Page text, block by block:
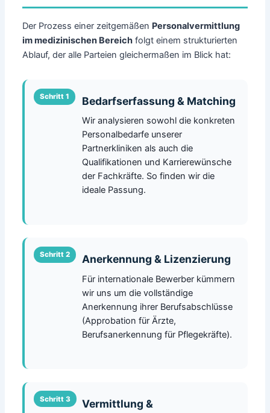
Der Prozess einer zeitgemäßen Personalvermittlung
im medizinischen Bereich folgt einem strukturierten
Ablauf, der alle Parteien gleichermaßen im Blick hat:
Bedarfserfassung & Matching
Wir analysieren sowohl die konkreten
Personalbedarfe unserer
Partnerkliniken als auch die
Qualifikationen und Karrierewünsche
der Fachkräfte. So finden wir die
ideale Passung.
Anerkennung & Lizenzierung
Für internationale Bewerber kümmern
wir uns um die vollständige
Anerkennung ihrer Berufsabschlüsse
(Approbation für Ärzte,
Berufsanerkennung für Pflegekräfte).
Vermittlung &